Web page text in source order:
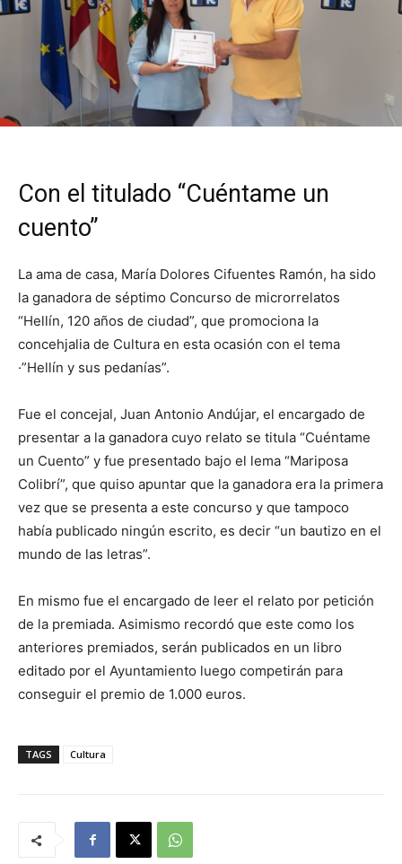
Con el titulado “Cuéntame un
cuento”
La ama de casa, María Dolores Cifuentes Ramón, ha sido
la ganadora de séptimo Concurso de microrrelatos
“Hellín, 120 años de ciudad”, que promociona la
concehjalia de Cultura en esta ocasión con el tema
·”Hellín y sus pedanías”.
Fue el concejal, Juan Antonio Andújar, el encargado de
presentar a la ganadora cuyo relato se titula “Cuéntame
un Cuento” y fue presentado bajo el lema “Mariposa
Colibrí”, que quiso apuntar que la ganadora era la primera
vez que se presenta a este concurso y que tampoco
había publicado ningún escrito, es decir “un bautizo en el
mundo de las letras”.
En mismo fue el encargado de leer el relato por petición
de la premiada. Asimismo recordó que este como los
anteriores premiados, serán publicados en un libro
editado por el Ayuntamiento luego competirán para
conseguir el premio de 1.000 euros.
TAGS Cultura